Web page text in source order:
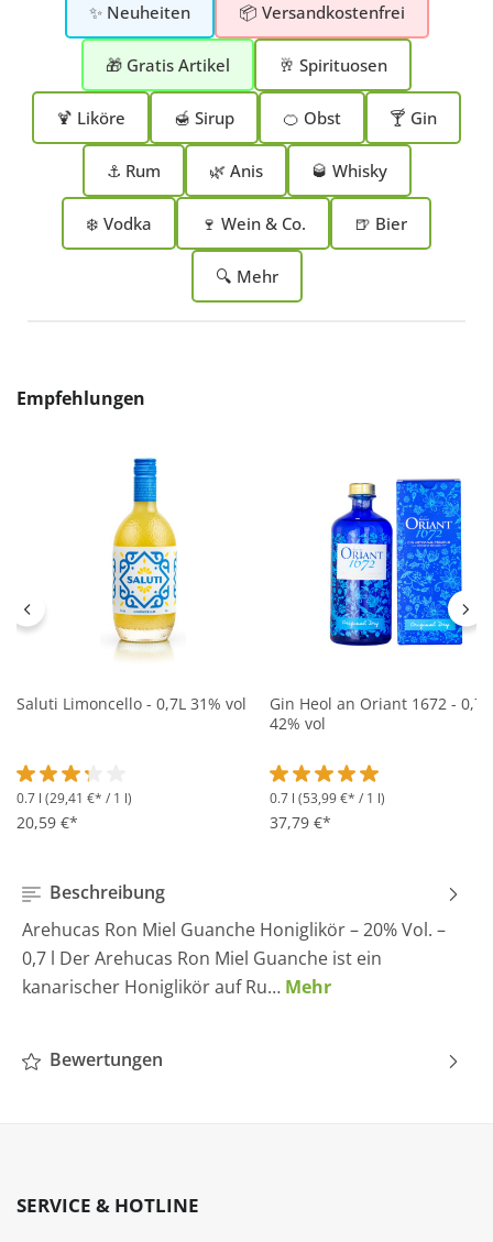
✨ Neuheiten 📦 Versandkostenfrei
🎁 Gratis Artikel 🥂 Spirituosen
🍹 Liköre 🍯 Sirup 🍊 Obst 🍸 Gin
⚓ Rum 🌿 Anis 🥃 Whisky
❄️ Vodka 🍷 Wein & Co. 🍺 Bier
🔍 Mehr
Produktgalerie überspringen
Empfehlungen
Saluti Limoncello - 0,7L 31% vol
Durchschnittliche Bewertung von 3.2 von 5 Sternen
0.7 l (29,41 €* / 1 l)
20,59 €*
Gin Heol an Oriant 1672 - 0,7L
42% vol
Durchschnittliche
0.7 l (53,99 €* / 1 l)
37,79 €*
Beschreibung
Arehucas Ron Miel Guanche Honiglikör – 20% Vol. –
0,7 l Der Arehucas Ron Miel Guanche ist ein
kanarischer Honiglikör auf Ru… Mehr
Bewertungen
SERVICE & HOTLINE